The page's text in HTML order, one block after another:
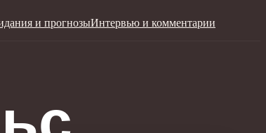
и прогнозыИнтервью и комментарии